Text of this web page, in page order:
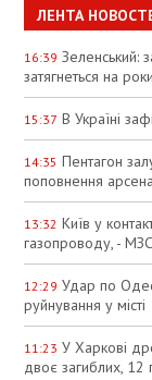
ЛЕНТА
16:39 Зеленський:
затягнеться на
15:37 В Україні
14:35 Пентагон
поповнення
13:32 Київ у
газопроводу, - МЗС
12:29 Удар по
руйнування у місті
11:23 У Харкові
двоє загиблих, 12